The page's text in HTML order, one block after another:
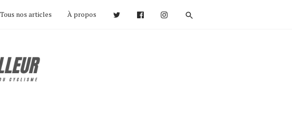
Tous nos articles À propos